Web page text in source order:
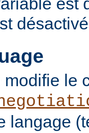
le
langage